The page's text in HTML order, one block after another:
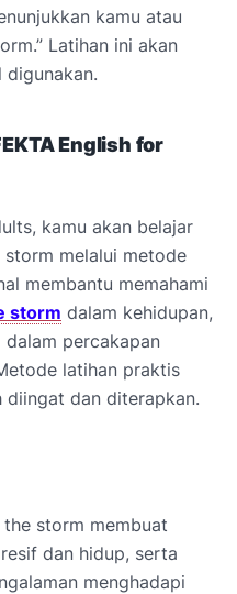
kamu atau
Latihan ini akan
English for
kamu akan belajar
melalui metode
membantu memahami
storm dalam kehidupan,
dalam percakapan
latihan praktis
diingat dan diterapkan.
storm membuat
dan hidup, serta
menghadapi